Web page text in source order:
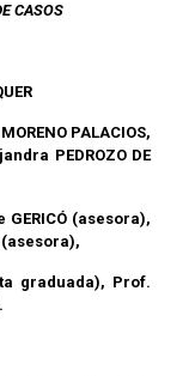
CASOS
PALACIOS,
PEDROZO DE
GERICÓ (asesora),
(asesora),
graduada), Prof.